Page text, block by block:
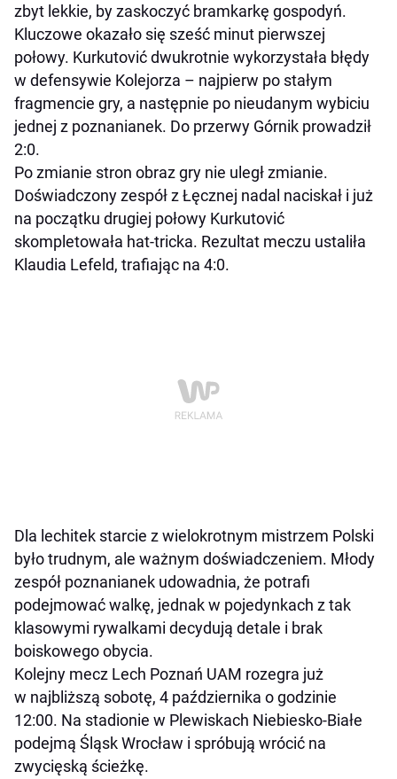
zbyt lekkie, by zaskoczyć bramkarkę gospodyń.
Kluczowe okazało się sześć minut pierwszej
połowy. Kurkutović dwukrotnie wykorzystała błędy
w defensywie Kolejorza – najpierw po stałym
fragmencie gry, a następnie po nieudanym wybiciu
jednej z poznanianek. Do przerwy Górnik prowadził
2:0.
Po zmianie stron obraz gry nie uległ zmianie.
Doświadczony zespół z Łęcznej nadal naciskał i już
na początku drugiej połowy Kurkutović
skompletowała hat-tricka. Rezultat meczu ustaliła
Klaudia Lefeld, trafiając na 4:0.
Dla lechitek starcie z wielokrotnym mistrzem Polski
było trudnym, ale ważnym doświadczeniem. Młody
zespół poznanianek udowadnia, że potrafi
podejmować walkę, jednak w pojedynkach z tak
klasowymi rywalkami decydują detale i brak
boiskowego obycia.
Kolejny mecz Lech Poznań UAM rozegra już
w najbliższą sobotę, 4 października o godzinie
12:00. Na stadionie w Plewiskach Niebiesko-Białe
podejmą Śląsk Wrocław i spróbują wrócić na
zwycięską ścieżkę.